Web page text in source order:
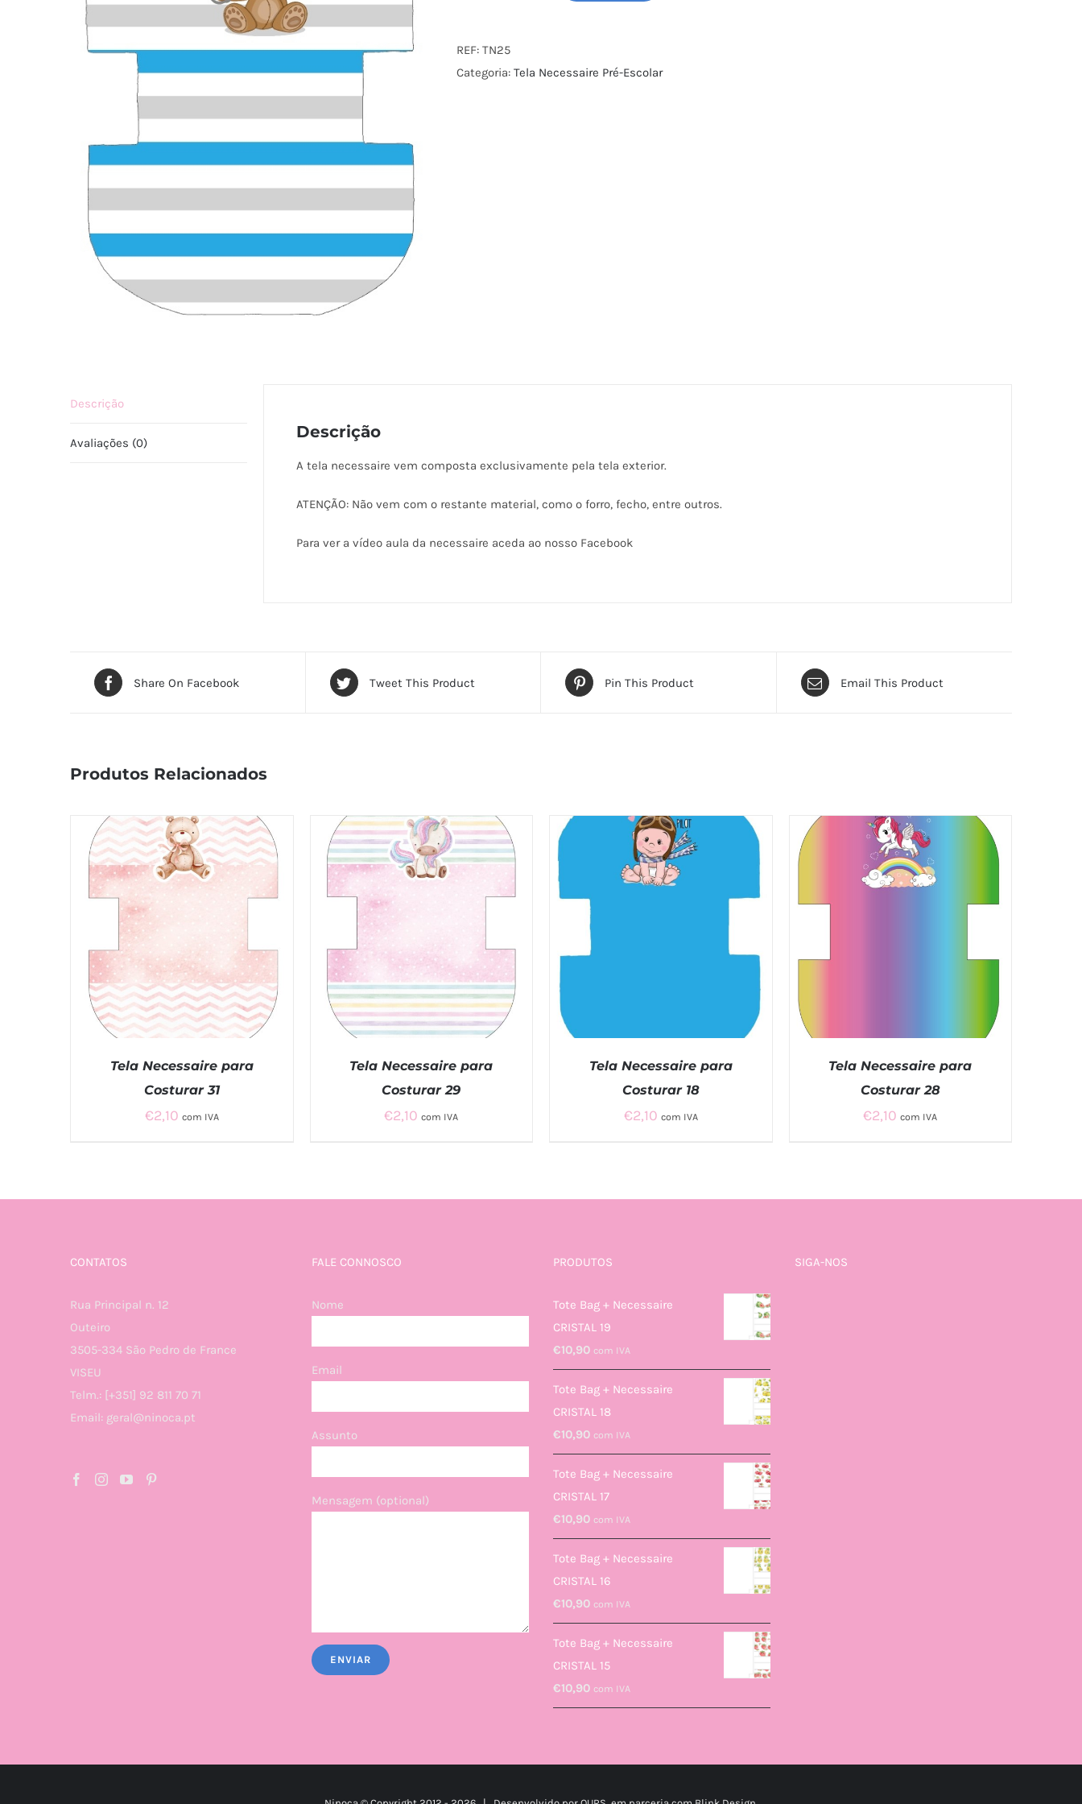
REF: TN25
Categoria: Tela Necessaire Pré-Escolar
Descrição
Avaliações (0)
Descrição
A tela necessaire vem composta exclusivamente pela tela exterior.
ATENÇÃO: Não vem com o restante material, como o forro, fecho, entre outros.
Para ver a vídeo aula da necessaire aceda ao nosso Facebook
Share On Facebook Tweet This Product Pin This Product Email This Product
Produtos Relacionados
Tela Necessaire para
Costurar 31
€2,10 com IVA
Tela Necessaire para
Costurar 29
€2,10 com IVA
Tela Necessaire para
Costurar 18
€2,10 com IVA
Tela Necessaire para
Costurar 28
€2,10 com IVA
CONTATOS
Rua Principal n. 12
Outeiro
3505-334 São Pedro de France
VISEU
Telm.: [+351] 92 811 70 71
Email: geral@ninoca.pt
FALE CONNOSCO
Nome
Email
Assunto
Mensagem (optional)
PRODUTOS
Tote Bag + Necessaire
CRISTAL 19
€10,90 com IVA
Tote Bag + Necessaire
CRISTAL 18
€10,90 com IVA
Tote Bag + Necessaire
CRISTAL 17
€10,90 com IVA
Tote Bag + Necessaire
CRISTAL 16
€10,90 com IVA
Tote Bag + Necessaire
CRISTAL 15
€10,90 com IVA
SIGA-NOS